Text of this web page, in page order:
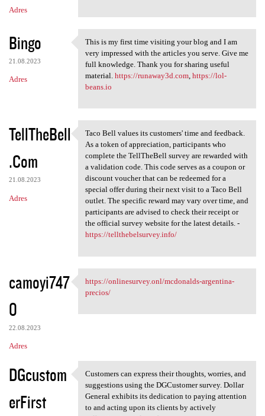
Adres
Bingo
21.08.2023
Adres
This is my first time
This is my first time visiting your blog and I am
very impressed with the articles you serve. Give me
full knowledge. Thank you for sharing useful
material. https://runaway3d.com, https://lol-
beans.io
TellTheBell
.Com
21.08.2023
Adres
Taco Bell values its
Taco Bell values its customers' time and feedback.
As a token of appreciation, participants who
complete the TellTheBell survey are rewarded with
a validation code. This code serves as a coupon or
discount voucher that can be redeemed for a
special offer during their next visit to a Taco Bell
outlet. The specific reward may vary over time, and
participants are advised to check their receipt or
the official survey website for the latest details. -
https://tellthebelsurvey.info/
camoyi747
0
22.08.2023
Adres
https://onlinesurvey.onl
https://onlinesurvey.onl/mcdonalds-argentina-
precios/
DGcustom
erFirst
Customers can express their
Customers can express their thoughts, worries, and
suggestions using the DGCustomer survey. Dollar
General exhibits its dedication to paying attention
to and acting upon its clients by actively